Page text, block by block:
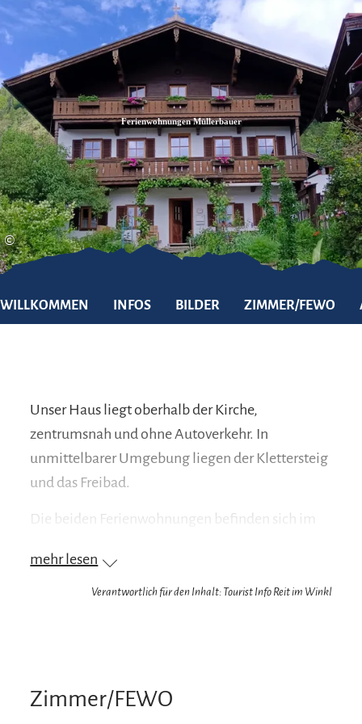
Zum
Inhalt
Zur
Suche
Zum
Footer
©
Ferienwohnungen Müllerbauer
WILLKOMMEN INFOS BILDER ZIMMER/FEWO
Unser Haus liegt oberhalb der Kirche,
zentrumsnah und ohne Autoverkehr. In
unmittelbarer Umgebung liegen der Klettersteig
und das Freibad.
Die beiden Ferienwohnungen befinden sich im
Eingängen.
kostenlose Leistungen zu erhalten, wie z.B. freien
mehr lesen
Verantwortlich für den Inhalt: Tourist Info Reit im Winkl
Zimmer/FEWO